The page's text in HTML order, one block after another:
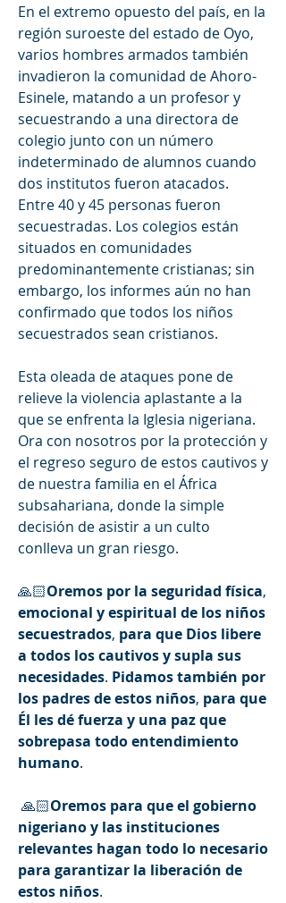
En el extremo opuesto del país, en la
región suroeste del estado de Oyo,
varios hombres armados también
invadieron la comunidad de Ahoro-
Esinele, matando a un profesor y
secuestrando a una directora de
colegio junto con un número
indeterminado de alumnos cuando
dos institutos fueron atacados.
Entre 40 y 45 personas fueron
secuestradas. Los colegios están
situados en comunidades
predominantemente cristianas; sin
embargo, los informes aún no han
confirmado que todos los niños
secuestrados sean cristianos.
Esta oleada de ataques pone de
relieve la violencia aplastante a la
que se enfrenta la Iglesia nigeriana.
Ora con nosotros por la protección y
el regreso seguro de estos cautivos y
de nuestra familia en el África
subsahariana, donde la simple
decisión de asistir a un culto
conlleva un gran riesgo.
🙏🏻Oremos por la seguridad física
emocional yespiritual de los niños
secuestrados, para que Dios libere
a todos loscautivosysupla sus
necesidades. Pidamostambién por
los padresdeestos niños, para que
Él lesdéfuerza y una pazque
sobrepasa todoentendimiento
humano.
🙏🏻Oremos para queel gobierno
nigerianoy las instituciones
relevantes hagan todo lo necesario
para garantizar la liberación de
estos niños.